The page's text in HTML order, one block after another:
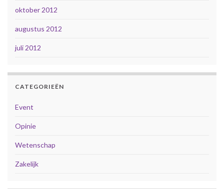
oktober 2012
augustus 2012
juli 2012
CATEGORIEËN
Event
Opinie
Wetenschap
Zakelijk